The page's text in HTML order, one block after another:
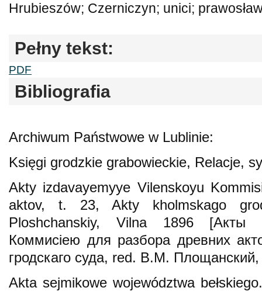
Hrubieszów; Czerniczyn; unici;
Pełny tekst:
PDF
Bibliografia
Archiwum Państwowe w Lublinie:
Księgi grodzkie grabowieckie, Relacje,
Akty izdavayemyye Vilenskoyu
aktov, t. 23, Akty kholmskago
Ploshchanskiy, Vilna 1896 [Акты
Коммисіею для разбора древних
гродскаго суда, red. В.М.
Akta sejmikowe województwa